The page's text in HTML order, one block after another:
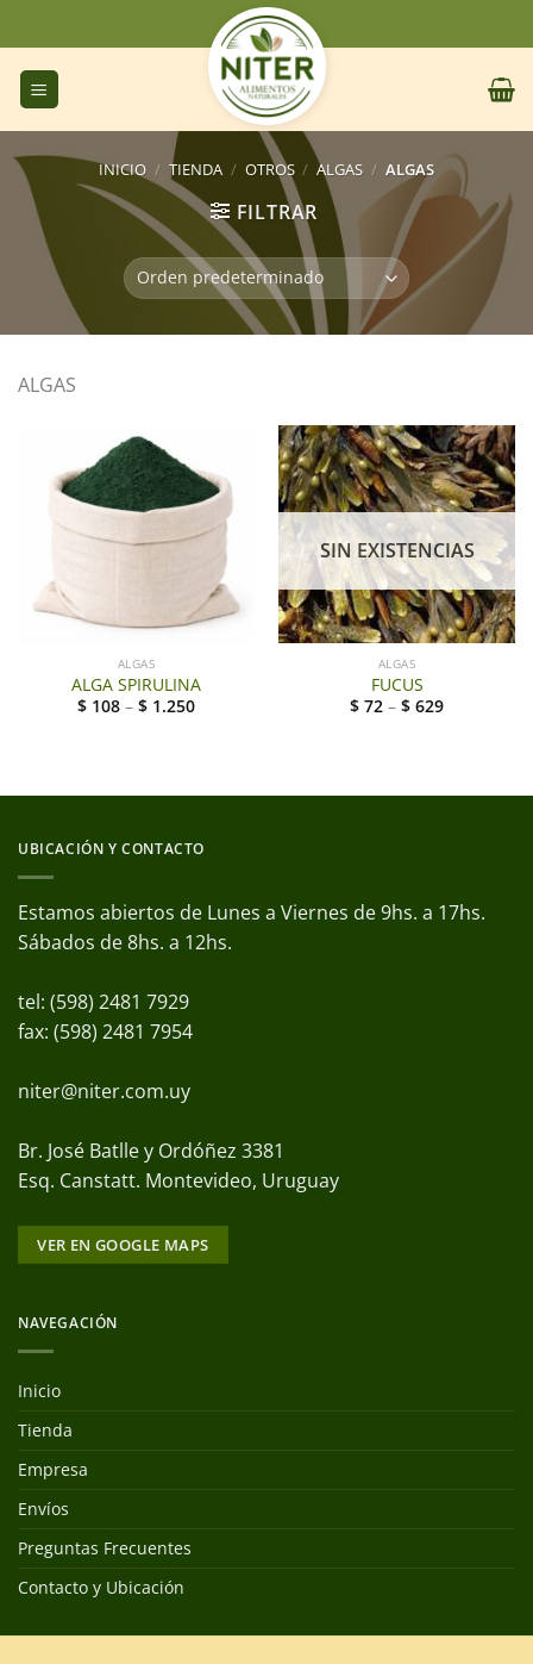
al
contenido
INICIO / TIENDA / OTROS / ALGAS / ALGAS
FILTRAR
ALGAS
ALGAS
ALGA SPIRULINA
$ 108 – $ 1.250
SIN EXISTENCIAS
ALGAS
FUCUS
$ 72 – $ 629
UBICACIÓN Y CONTACTO
Estamos abiertos de Lunes a Viernes de 9hs. a 17hs.
Sábados de 8hs. a 12hs.
tel: (598) 2481 7929
fax: (598) 2481 7954
niter@niter.com.uy
Br. José Batlle y Ordóñez 3381
Esq. Canstatt. Montevideo, Uruguay
VER EN GOOGLE MAPS
NAVEGACIÓN
Inicio
Tienda
Empresa
Envíos
Preguntas Frecuentes
Contacto y Ubicación